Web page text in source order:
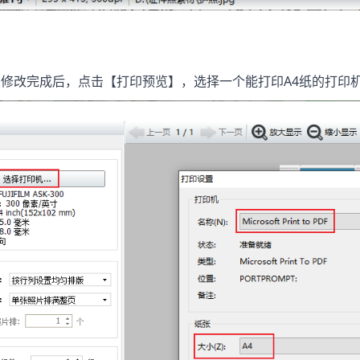
成后，点击【打印预览】，选择一个能打印A4纸的打印